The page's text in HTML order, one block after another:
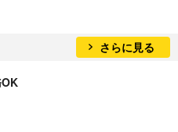
さらに見る